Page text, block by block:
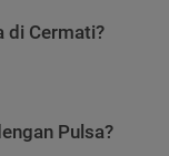
di Cermati?
Pulsa?